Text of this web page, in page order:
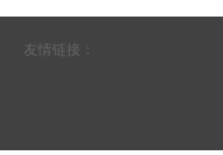
友情链接：